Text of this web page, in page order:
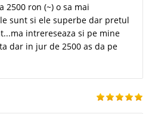
ron (~) o sa mai
sunt si ele superbe dar pretul
intrereseaza si pe mine
dar in jur de 2500 as da pe